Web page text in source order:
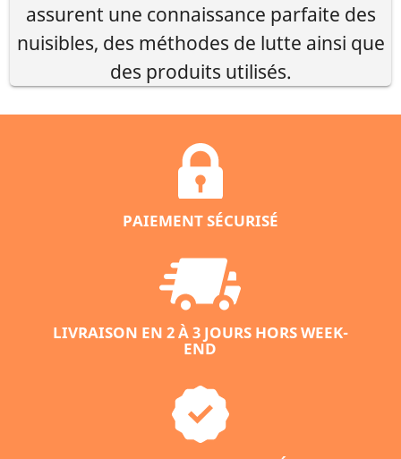
assurent une connaissance parfaite des
nuisibles, des méthodes de lutte ainsi que
des produits utilisés.
PAIEMENT SÉCURISÉ
LIVRAISON EN 2 À 3 JOURS HORS WEEK-
END